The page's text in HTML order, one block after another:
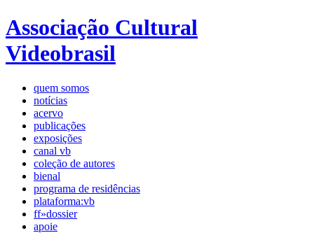
Associação Cultural
Videobrasil
quem somos
notícias
acervo
publicações
exposições
canal vb
coleção de autores
bienal
programa de residências
plataforma:vb
ff»dossier
apoie